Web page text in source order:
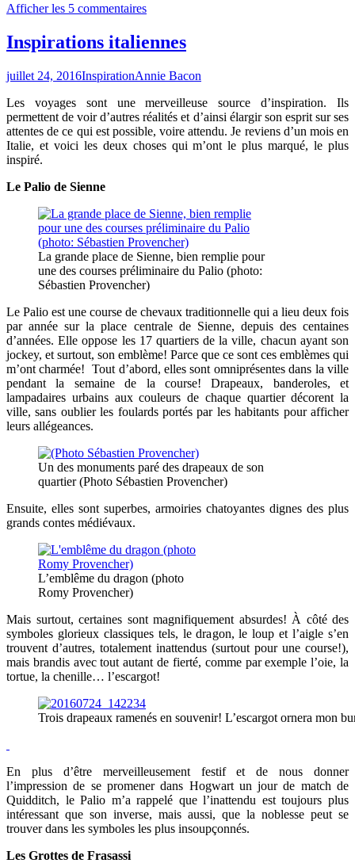
Afficher les 5 commentaires
Inspirations italiennes
juillet 24, 2016InspirationAnnie Bacon
Les voyages sont une merveilleuse source d’inspiration. Ils
permettent de voir d’autres réalités et d’ainsi élargir son esprit sur ses
attentes de ce qui est possible, voire attendu. Je reviens d’un mois en
Italie, et voici les deux choses qui m’ont le plus marqué, le plus
inspiré.
Le Palio de Sienne
La grande place de Sienne, bien remplie pour
une des courses préliminaire du Palio (photo:
Sébastien Provencher)
Le Palio est une course de chevaux traditionnelle qui a lieu deux fois
par année sur la place centrale de Sienne, depuis des centaines
d’années. Elle oppose les 17 quartiers de la ville, chacun ayant son
jockey, et surtout, son emblème! Parce que ce sont ces emblèmes qui
m’ont charmée! Tout d’abord, elles sont omniprésentes dans la ville
pendant la semaine de la course! Drapeaux, banderoles, et
lampadaires urbains aux couleurs de chaque quartier décorent la
ville, sans oublier les foulards portés par les habitants pour afficher
leurs allégeances.
Un des monuments paré des drapeaux de son
quartier (Photo Sébastien Provencher)
Ensuite, elles sont superbes, armoiries chatoyantes dignes des plus
grands contes médiévaux.
L’emblême du dragon (photo
Romy Provencher)
Mais surtout, certaines sont magnifiquement absurdes! À côté des
symboles glorieux classiques tels, le dragon, le loup et l’aigle s’en
trouvent d’autres, totalement inattendus (surtout pour une course!),
mais brandis avec tout autant de fierté, comme par exemple l’oie, la
tortue, la chenille… l’escargot!
Trois drapeaux ramenés en souvenir! L’escargot ornera mon
En plus d’être merveilleusement festif et de nous donner
l’impression de se promener dans Hogwart un jour de match de
Quidditch, le Palio m’a rappelé que l’inattendu est toujours plus
intéressant que son inverse, mais aussi, que la noblesse peut se
trouver dans les symboles les plus insoupçonnés.
Les Grottes de Frasassi